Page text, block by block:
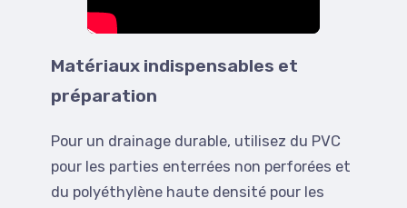
Matériaux indispensables et
préparation
Pour un drainage durable, utilisez du PVC
pour les parties enterrées non perforées et
du polyéthylène haute densité pour les